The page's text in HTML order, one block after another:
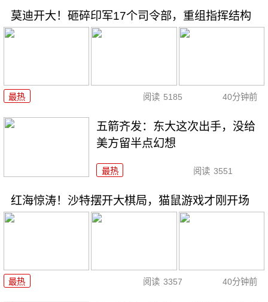
莫迪开大！砸碎印军17个司令部，重组指挥结构
最热 阅读 5185 40分钟前
五箭齐发：东大这次出手，没给
美方留半点幻想
最热 阅读 3551
红海惊涛！沙特摆开大棋局，猫鼠游戏才刚开场
最热 阅读 3357 40分钟前